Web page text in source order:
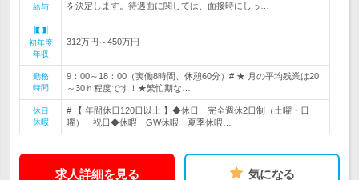
給与
を決定します。待遇面に関しては、面接時にしっ…
初年度
年収
312万円～450万円
勤務
時間
9：00～18：00（実働8時間、休憩60分）# ★ 月の平均残業は20
～30ｈ程度です！★繁忙期な…
休日
休暇
# 【 年間休日120日以上 】◆休日 完全週休2日制（土曜・日
曜） 祝日◆休暇 GW休暇 夏季休暇…
求人詳細を見る 気になる